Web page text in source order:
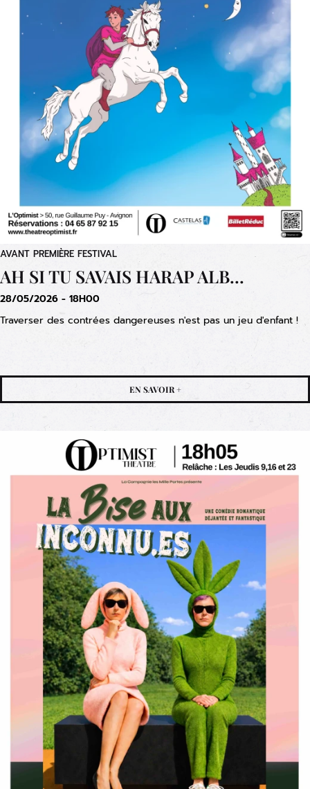
AVANT PREMIÈRE FESTIVAL
AH SI TU SAVAIS HARAP ALB…
28/05/2026 - 18H00
Traverser des contrées dangereuses n'est pas un jeu d'enfant !
EN SAVOIR +